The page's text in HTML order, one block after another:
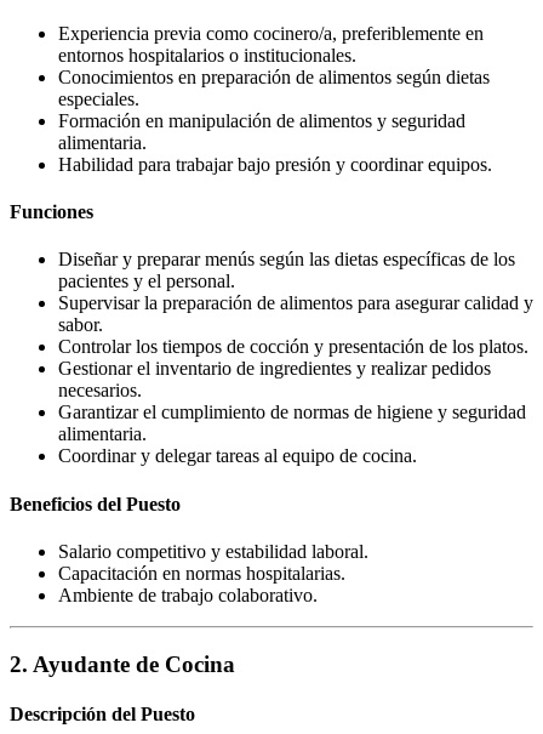
Experiencia previa como cocinero/a, preferiblemente en
entornos hospitalarios o institucionales.
Conocimientos en preparación de alimentos según dietas
especiales.
Formación en manipulación de alimentos y seguridad
alimentaria.
Habilidad para trabajar bajo presión y coordinar equipos.
Funciones
Diseñar y preparar menús según las dietas específicas de los
pacientes y el personal.
Supervisar la preparación de alimentos para asegurar calidad y
sabor.
Controlar los tiempos de cocción y presentación de los platos.
Gestionar el inventario de ingredientes y realizar pedidos
necesarios.
Garantizar el cumplimiento de normas de higiene y seguridad
alimentaria.
Coordinar y delegar tareas al equipo de cocina.
Beneficios del Puesto
Salario competitivo y estabilidad laboral.
Capacitación en normas hospitalarias.
Ambiente de trabajo colaborativo.
2. Ayudante de Cocina
Descripción del Puesto